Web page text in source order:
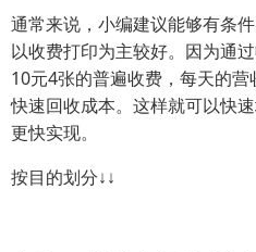
通常来说，小编建议能够有条
以收费打印为主较好。因为通
10元4张的普遍收费，每天的
快速回收成本。这样就可以快
更快实现。
按目的划分↓↓